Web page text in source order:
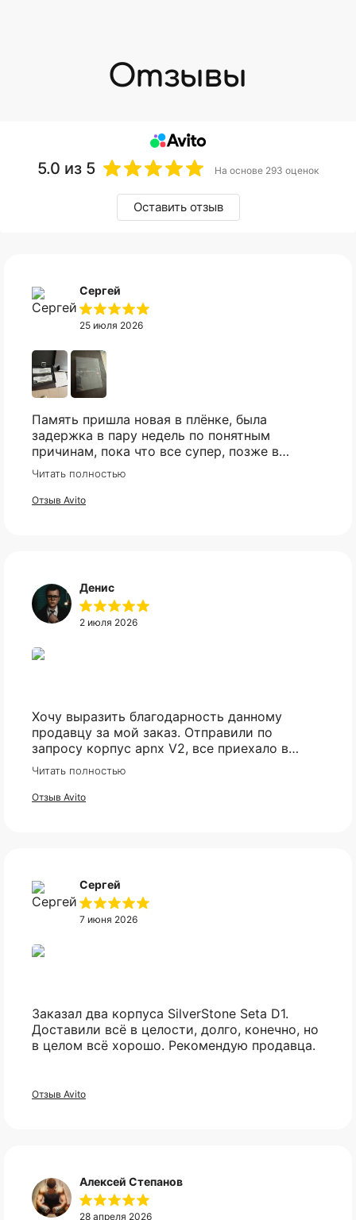
5.0 из 5 На основе 293 оценок
Оставить отзыв
Сергей
25 июля 2026
Память пришла новая в плёнке, была
задержка в пару недель по понятным
причинам, пока что все супер, позже в
сборке проверю и отзыв дополню
Читать полностью
Отзыв Avito
Денис
2 июля 2026
Хочу выразить благодарность данному
продавцу за мой заказ. Отправили по
запросу корпус apnx V2, все приехало в
идеале. Ценник более чем демократичный.
Все доехало в установленный срок.
Читать полностью
Отзыв Avito
Сергей
7 июня 2026
Заказал два корпуса SilverStone Seta D1.
Доставили всё в целости, долго, конечно, но
в целом всё хорошо. Рекомендую продавца.
Отзыв Avito
Алексей Степанов
28 апреля 2026
вам товар?
картой любого банка, остальное — тремя
платежами раз в две недели.